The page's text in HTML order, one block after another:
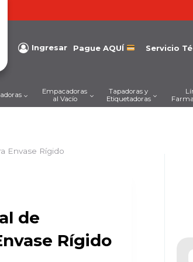
Ingresar Pague AQUÍ Servicio
Empacadoras
al Vacío
Tapadoras y
Etiquetadoras
Envase Rígido
de
Rígido